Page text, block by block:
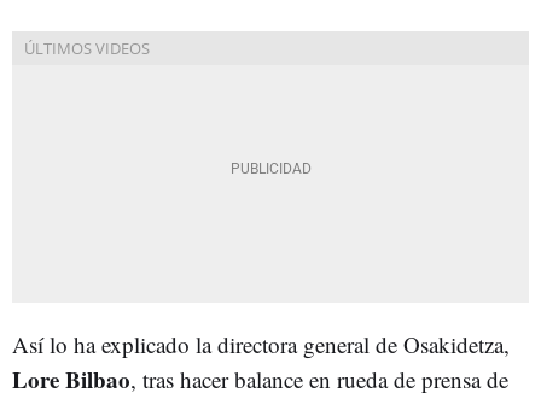
Así lo ha explicado la directora general de Osakidetza,
Lore Bilbao, tras hacer balance en rueda de prensa de